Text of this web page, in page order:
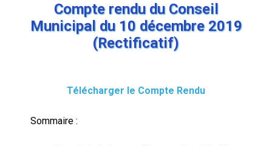
Compte rendu du Conseil
Municipal du 10 décembre 2019
(Rectificatif)
Télécharger le Compte Rendu
Sommaire :